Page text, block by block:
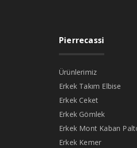
Pierrecassi
Ürünlerimiz
Erkek Takım Elbise
Erkek Ceket
Erkek Gömlek
Erkek Mont Kaban
Erkek Kemer